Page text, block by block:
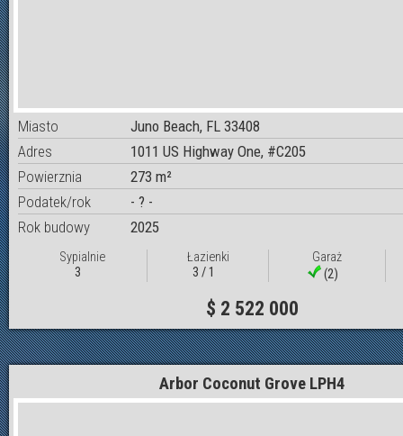
Miasto
Juno Beach, FL 33408
Adres
1011 US Highway One, #C205
Powierznia
273 m²
Podatek/rok
- ? -
Rok budowy
2025
Sypialnie
3
Łazienki
3 / 1
Garaż
(2)
$ 2 522 000
Arbor Coconut Grove LPH4